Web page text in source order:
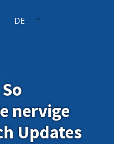
DE
nervige
Updates